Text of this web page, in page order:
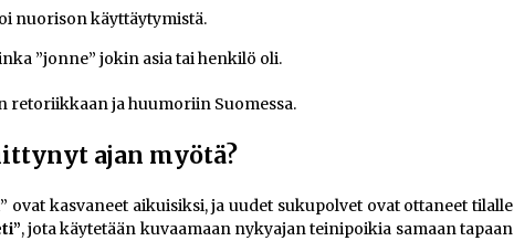
nuorison käyttäytymistä.
”jonne” jokin asia tai henkilö oli.
retoriikkaan ja huumoriin Suomessa.
ajan myötä?
ovat kasvaneet aikuisiksi, ja uudet sukupolvet ovat ottaneet tilalle
, jota käytetään kuvaamaan nykyajan teinipoikia samaan tapaan